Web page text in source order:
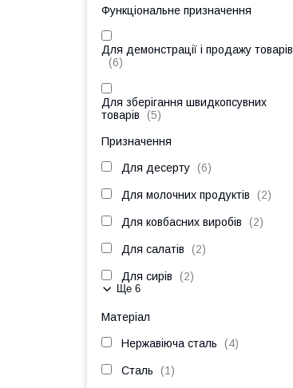
Функціональне призначення
Для демонстрації і продажу товарів
6
Для зберігання швидкопсувних
товарів
5
Призначення
Для десерту 6
Для молочних продуктів 2
Для ковбасних виробів 2
Для салатів 2
Для сирів 2
Ще 6
Матеріал
Нержавіюча сталь 4
Сталь 1